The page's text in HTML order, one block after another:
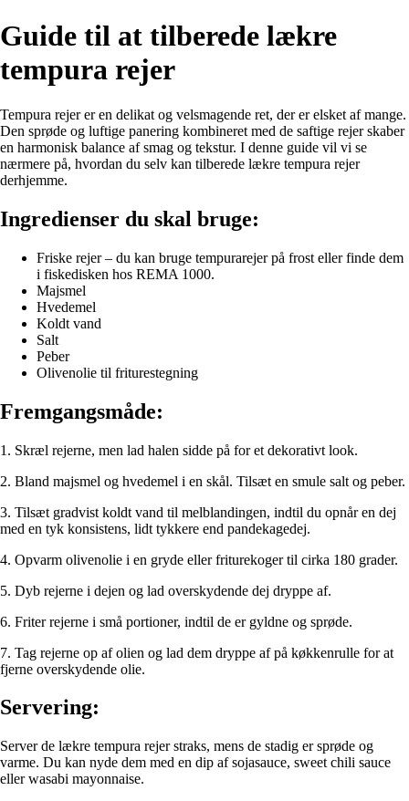
Guide til at tilberede lækre
tempura rejer
Tempura rejer er en delikat og velsmagende ret, der er elsket af mange.
Den sprøde og luftige panering kombineret med de saftige rejer skaber
en harmonisk balance af smag og tekstur. I denne guide vil vi se
nærmere på, hvordan du selv kan tilberede lækre tempura rejer
derhjemme.
Ingredienser du skal bruge:
Friske rejer – du kan bruge tempurarejer på frost eller finde dem
i fiskedisken hos REMA 1000.
Majsmel
Hvedemel
Koldt vand
Salt
Peber
Olivenolie til friturestegning
Fremgangsmåde:
1. Skræl rejerne, men lad halen sidde på for et dekorativt look.
2. Bland majsmel og hvedemel i en skål. Tilsæt en smule salt og peber.
3. Tilsæt gradvist koldt vand til melblandingen, indtil du opnår en dej
med en tyk konsistens, lidt tykkere end pandekagedej.
4. Opvarm olivenolie i en gryde eller friturekoger til cirka 180 grader.
5. Dyb rejerne i dejen og lad overskydende dej dryppe af.
6. Friter rejerne i små portioner, indtil de er gyldne og sprøde.
7. Tag rejerne op af olien og lad dem dryppe af på køkkenrulle for at
fjerne overskydende olie.
Servering:
Server de lækre tempura rejer straks, mens de stadig er sprøde og
varme. Du kan nyde dem med en dip af sojasauce, sweet chili sauce
eller wasabi mayonnaise.